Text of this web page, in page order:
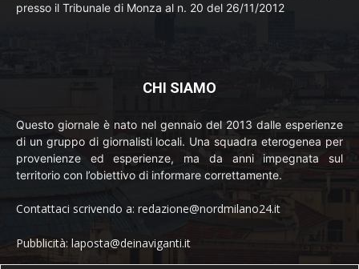
presso il Tribunale di Monza al n. 20 del 26/11/2012
CHI SIAMO
Questo giornale è nato nel gennaio del 2013 dalle esperienze
di un gruppo di giornalisti locali. Una squadra eterogenea per
provenienze ed esperienze, ma da anni impegnata sul
territorio con l’obiettivo di informare correttamente.
Contattaci scrivendo a: redazione@nordmilano24.it
Pubblicità: laposta@deinaviganti.it